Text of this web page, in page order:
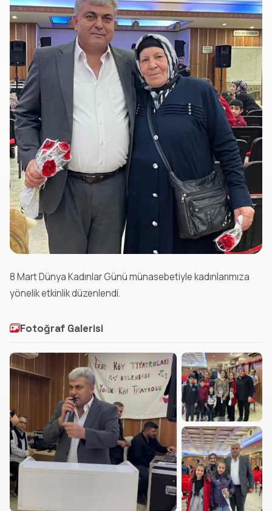
8 Mart Dünya Kadınlar Günü münasebetiyle kadınlarımıza
yönelik etkinlik düzenlendi.
Fotoğraf Galerisi